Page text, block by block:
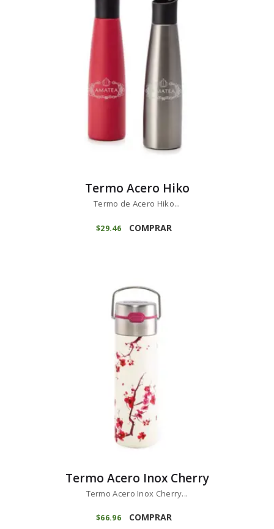
Termo Acero Hiko
Termo de Acero Hiko...
$29 46 COMPRAR
Termo Acero Inox Cherry
Termo Acero Inox Cherry...
$66 96 COMPRAR